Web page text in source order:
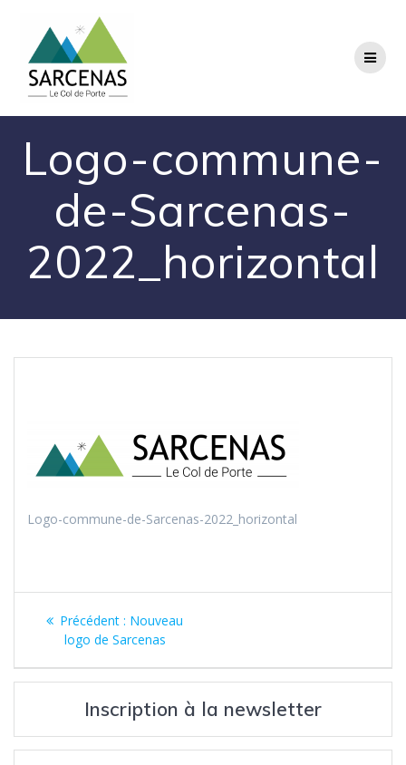
Logo-commune-
de-Sarcenas-
2022_horizontal
Logo-commune-de-Sarcenas-2022_horizontal
Navigation
l’article
Précédent : Article
précédent
Nouveau
logo de Sarcenas
Inscription à la newsletter